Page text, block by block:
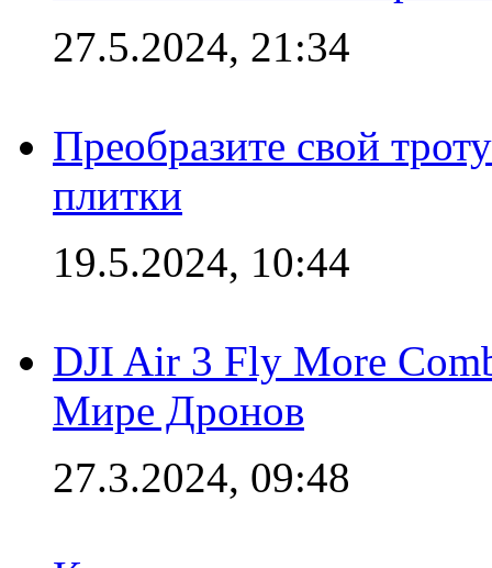
27.5.2024, 21:34
Преобразите свой
плитки
19.5.2024, 10:44
DJI Air 3 Fly More
Мире Дронов
27.3.2024, 09:48